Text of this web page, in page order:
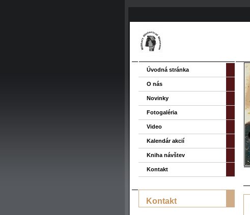
Úvodná stránka
O nás
Novinky
Fotogaléria
Video
Kalendár akcií
Kniha návštev
Kontakt
Kontakt